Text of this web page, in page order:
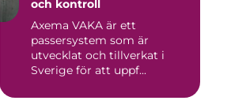
och kontroll
Axema VAKA är ett
passersystem som är
utvecklat och tillverkat i
Sverige för att uppf...